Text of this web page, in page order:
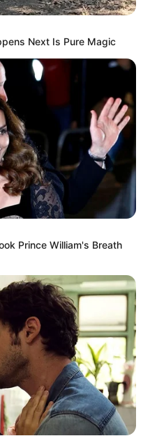
જોતા જ 3 દિવસથી પાણીમાં
ફાટ્યો
આદેશ કોણે આપ્યો, પેલેટ
મંજુરી કોણે આપી? રાહુલ
પત્ર લખ્યો
કાલે નવું બિલ આવી શકે છે, 10
કરોડ સુધીના દંડની જોગવાઈ
વીડિયો મેસેજ જાહેર કરીને
કડક નિર્ણય લેવાશે
Next Is Pure Magic
Prince William's Breath